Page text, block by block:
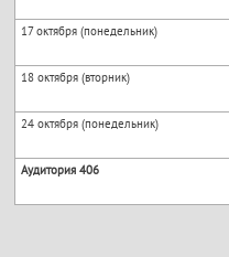
17 октября (понедельник)
18 октября (вторник)
24 октября (понедельник)
Аудитория 406